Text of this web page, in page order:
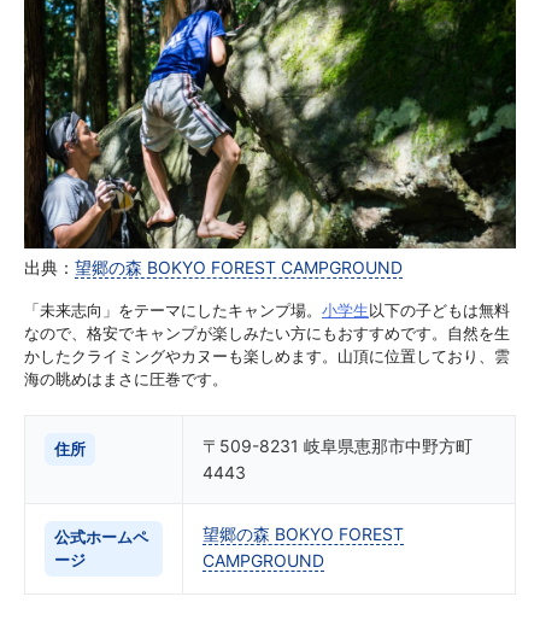
出典： 望郷の森 BOKYO FOREST CAMPGROUND
「未来志向」をテーマにしたキャンプ場。 小学生以下の子どもは無料
なので、格安でキャンプが楽しみたい方にもおすすめです。自然を生
かしたクライミングやカヌーも楽しめます。山頂に位置しており、雲
海の眺めはまさに圧巻です。
住所
〒509-8231 岐阜県恵那市中野方町
4443
公式ホームペ
ージ
望郷の森 BOKYO FOREST
CAMPGROUND